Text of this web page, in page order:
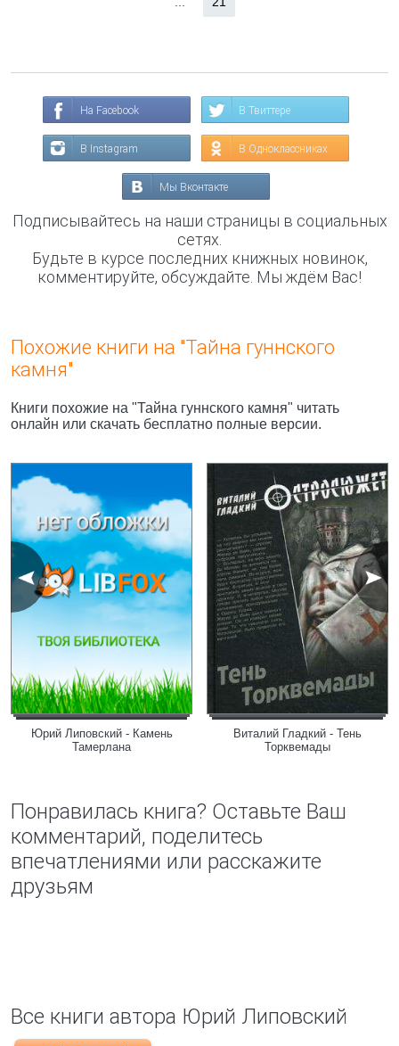
На Facebook В Твиттере
В Instagram В Одноклассниках
Мы Вконтакте
Подписывайтесь на наши страницы в социальных
сетях.
Будьте в курсе последних книжных новинок,
комментируйте, обсуждайте. Мы ждём Вас!
Похожие книги на "Тайна гуннского
камня"
Книги похожие на "Тайна гуннского камня" читать
онлайн или скачать бесплатно полные версии.
Юрий Липовский - Камень
Тамерлана
Виталий Гладкий - Тень
Торквемады
Понравилась книга? Оставьте Ваш
комментарий, поделитесь
впечатлениями или расскажите
друзьям
Все книги автора Юрий Липовский